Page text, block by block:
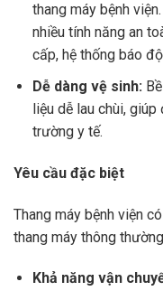
thang máy bệnh
nhiều tính năng an
cấp, hệ thống báo
Dễ dàng vệ sinh:Bề
liệu dễ lau chùi,
trường y tế.
Yêu cầu đặc biệt
Thang máy bệnh viện
thang máy thông
Khả năng vận